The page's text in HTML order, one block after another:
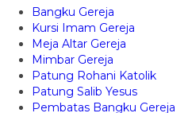
Bangku Gereja
Kursi Imam Gereja
Meja Altar Gereja
Mimbar Gereja
Patung Rohani Katolik
Patung Salib Yesus
Pembatas Bangku Gereja